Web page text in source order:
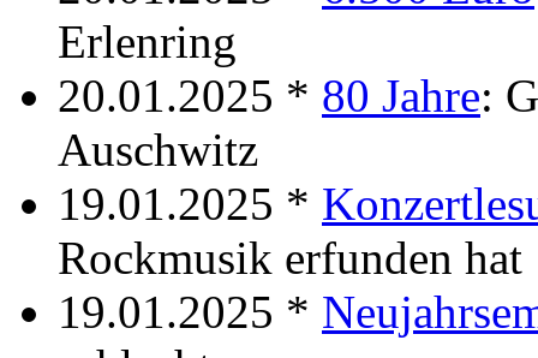
Erlenring
20.01.2025 * 80 Jahre:
Auschwitz
19.01.2025 *
Rockmusik erfunden hat
19.01.2025 *